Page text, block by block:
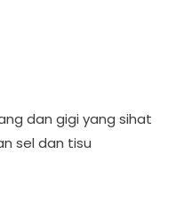
dan gigi yang sihat
sel dan tisu